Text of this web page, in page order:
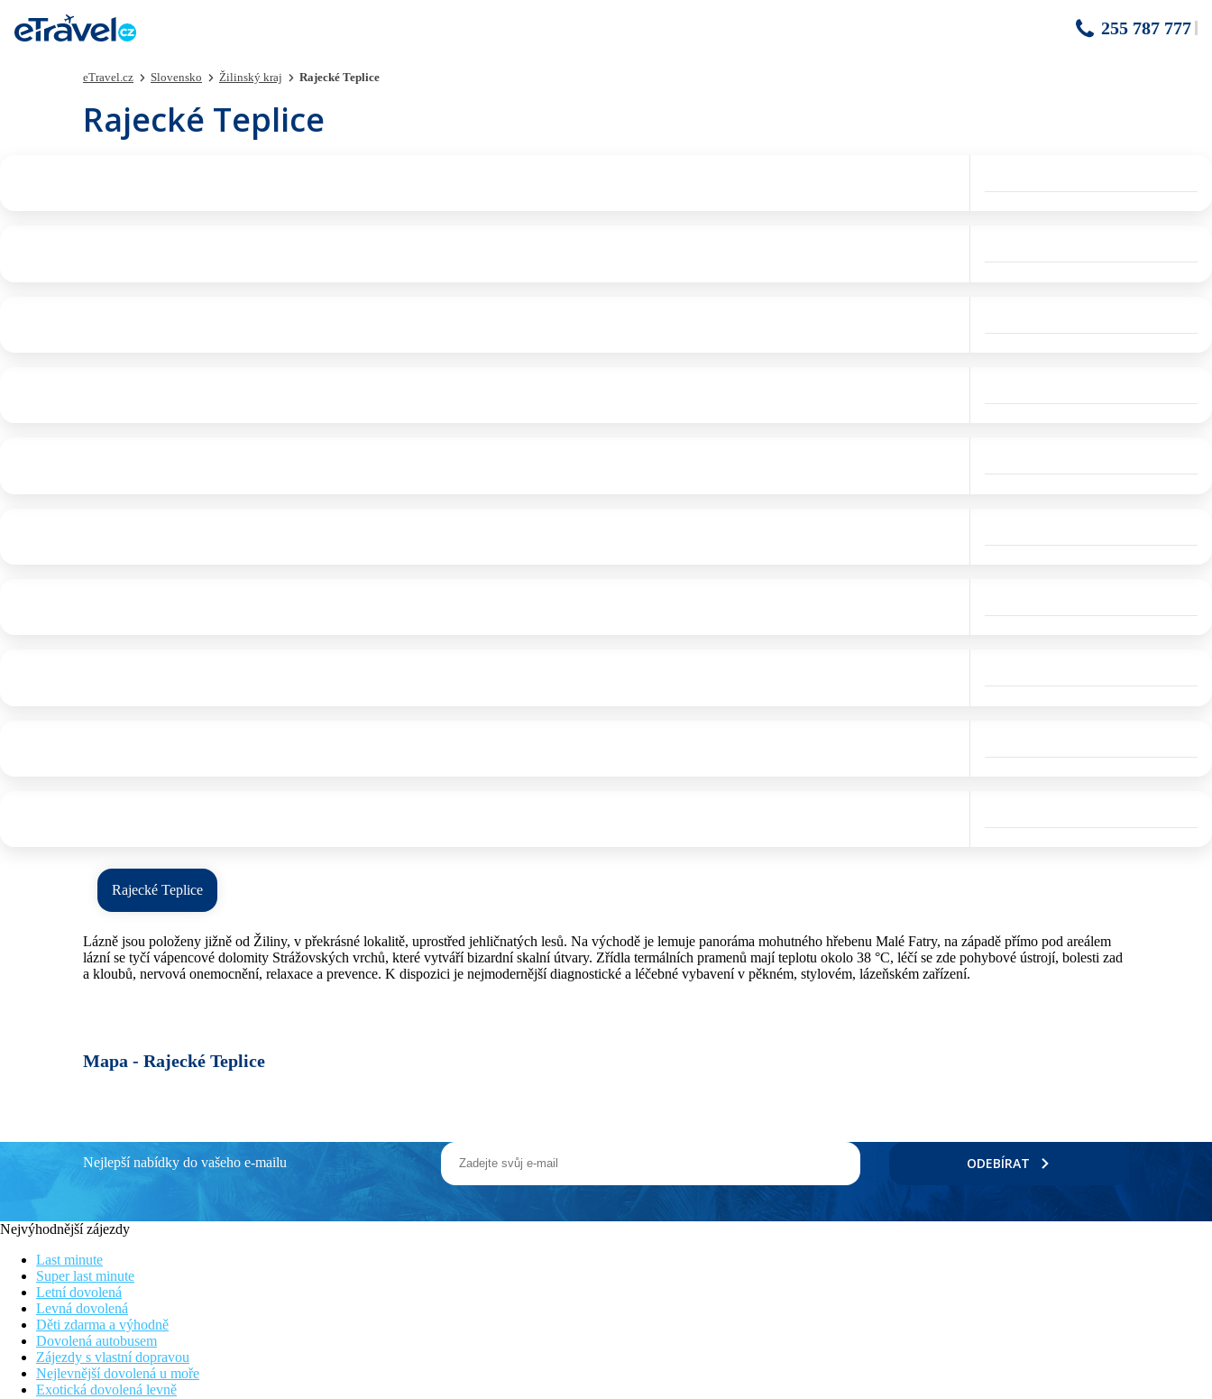
255 787 777
eTravel.cz Slovensko Žilinský kraj Rajecké Teplice
Rajecké Teplice
Rajecké Teplice
Lázně jsou položeny jižně od Žiliny, v překrásné lokalitě, uprostřed jehličnatých lesů. Na východě je lemuje panoráma mohutného hřebenu Malé Fatry, na západě přímo pod areálem
lázní se tyčí vápencové dolomity Strážovských vrchů, které vytváří bizardní skalní útvary. Zřídla termálních pramenů mají teplotu okolo 38 °C, léčí se zde pohybové ústrojí, bolesti zad
a kloubů, nervová onemocnění, relaxace a prevence. K dispozici je nejmodernější diagnostické a léčebné vybavení v pěkném, stylovém, lázeňském zařízení.
Mapa - Rajecké Teplice
Nejlepší nabídky do vašeho e-mailu ODEBÍRAT
Nejvýhodnější zájezdy
Last minute
Super last minute
Letní dovolená
Levná dovolená
Děti zdarma a výhodně
Dovolená autobusem
Zájezdy s vlastní dopravou
Nejlevnější dovolená u moře
Exotická dovolená levně